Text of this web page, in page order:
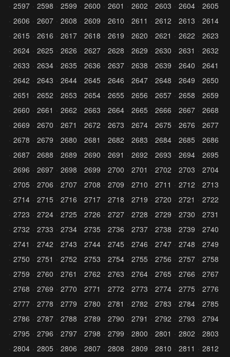
2597
2598 2599 2600 2601 2602 2603 2604
2605
2606
2607 2608 2609 2610 2611 2612 2613
2614
2615
2616 2617 2618 2619 2620 2621 2622
2623
2624
2625 2626 2627 2628 2629 2630 2631
2632
2633
2634 2635 2636 2637 2638 2639 2640
2641
2642
2643 2644 2645 2646 2647 2648 2649
2650
2651
2652 2653 2654 2655 2656 2657 2658
2659
2660
2661 2662 2663 2664 2665 2666 2667
2668
2669
2670 2671 2672 2673 2674 2675 2676
2677
2678
2679 2680 2681 2682 2683 2684 2685
2686
2687
2688 2689 2690 2691 2692 2693 2694
2695
2696
2697 2698 2699 2700 2701 2702 2703
2704
2705
2706 2707 2708 2709 2710 2711 2712
2713
2714
2715 2716 2717 2718 2719 2720 2721
2722
2723
2724 2725 2726 2727 2728 2729 2730
2731
2732
2733 2734 2735 2736 2737 2738 2739
2740
2741
2742 2743 2744 2745 2746 2747 2748
2749
2750
2751 2752 2753 2754 2755 2756 2757
2758
2759
2760 2761 2762 2763 2764 2765 2766
2767
2768
2769 2770 2771 2772 2773 2774 2775
2776
2777
2778 2779 2780 2781 2782 2783 2784
2785
2786
2787 2788 2789 2790 2791 2792 2793
2794
2795
2796 2797 2798 2799 2800 2801 2802
2803
2804
2805 2806 2807 2808 2809 2810 2811
2812